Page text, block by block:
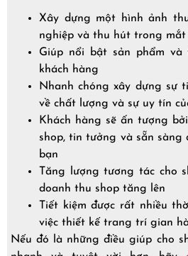
Xây dựng một hình ảnh
nghiệp và thu hút trong mắt
Giúp nổi bật sản phẩm
khách hàng
Nhanh chóng xây dựng sự
về chất lượng và sự uy tín
Khách hàng sẽ ấn tượng
shop, tin tưởng và sẵn sàng
bạn
Tăng lượng tương tác cho
doanh thu shop tăng lên
Tiết kiệm được rất nhiều
việc thiết kế trang trí gian
Nếu đó là những điều giúp cho